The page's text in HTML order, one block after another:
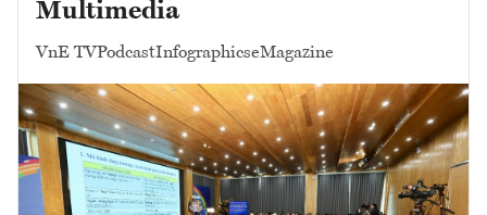
Multimedia
VnE TVPodcastInfographicseMagazine